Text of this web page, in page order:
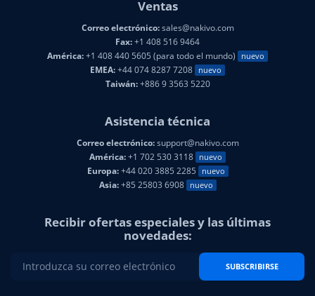
Ventas
Correo electrónico:sales@nakivo.com
Fax:+1 408 516 9464
América:+1 408 440 5605 (para todo el mundo) nuevo
EMEA:+44 074 8287 7208 nuevo
Taiwán:+886 9 3563 5220
Asistencia técnica
Correo electrónico:support@nakivo.com
América:+1 702 530 3118 nuevo
Europa:+44 020 3885 2285 nuevo
Asia:+85 25803 6908 nuevo
Recibir ofertas especiales y las últimas
novedades:
SUBSCRIBIRSE